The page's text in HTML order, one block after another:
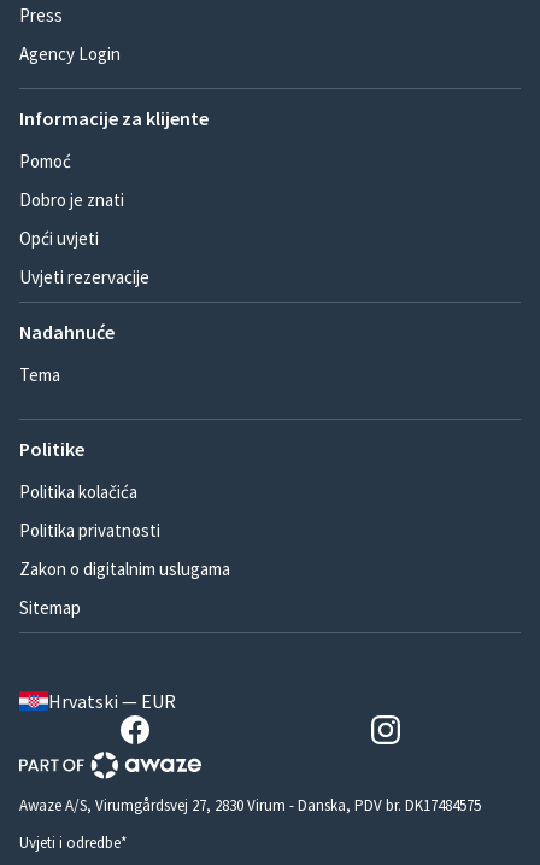
Press
Agency Login
Informacije za klijente
Pomoć
Dobro je znati
Opći uvjeti
Uvjeti rezervacije
Nadahnuće
Tema
Politike
Politika kolačića
Politika privatnosti
Zakon o digitalnim uslugama
Sitemap
Hrvatski — EUR
Awaze A/S, Virumgårdsvej 27, 2830 Virum - Danska, PDV br. DK17484575
Uvjeti i odredbe*